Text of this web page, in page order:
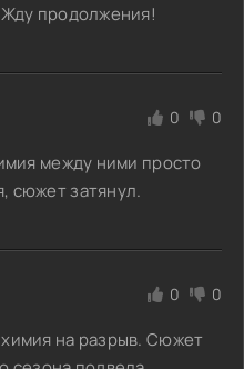
Жду продолжения!
0 0
между ними просто
сюжет затянул.
0 0
на разрыв. Сюжет